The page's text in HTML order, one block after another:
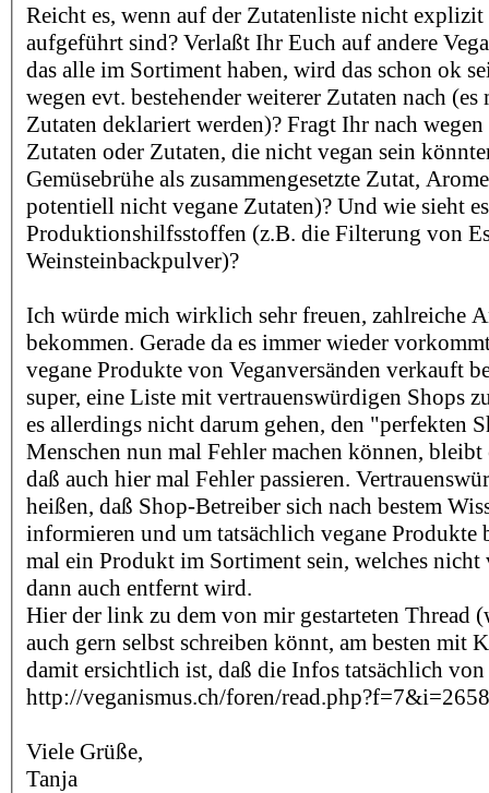
Reicht es, wenn auf der Zutatenliste nicht
aufgeführt sind? Verlaßt Ihr Euch auf andere
das alle im Sortiment haben, wird das schon ok
wegen evt. bestehender weiterer Zutaten nach (es
Zutaten deklariert werden)? Fragt Ihr nach wegen
Zutaten oder Zutaten, die nicht vegan sein
Gemüsebrühe als zusammengesetzte Zutat,
potentiell nicht vegane Zutaten)? Und wie sieht
Produktionshilfsstoffen (z.B. die Filterung von
Weinsteinbackpulver)?
Ich würde mich wirklich sehr freuen, zahlreiche
bekommen. Gerade da es immer wieder
vegane Produkte von Veganversänden verkauft
super, eine Liste mit vertrauenswürdigen Shops
es allerdings nicht darum gehen, den "perfekten
Menschen nun mal Fehler machen können, bleibt
daß auch hier mal Fehler passieren.
heißen, daß Shop-Betreiber sich nach bestem
informieren und um tatsächlich vegane Produkte
mal ein Produkt im Sortiment sein, welches nicht
dann auch entfernt wird.
Hier der link zu dem von mir gestarteten Thread
auch gern selbst schreiben könnt, am besten mit
damit ersichtlich ist, daß die Infos tatsächlich von
http://veganismus.ch/foren/
Viele Grüße,
Tanja